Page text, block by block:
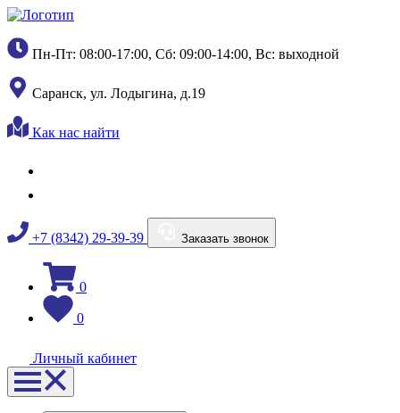
Пн-Пт: 08:00-17:00, Сб: 09:00-14:00, Вс: выходной
Саранск, ул. Лодыгина, д.19
Как нас найти
+7 (8342) 29-39-39 Заказать звонок
0
0
Личный кабинет